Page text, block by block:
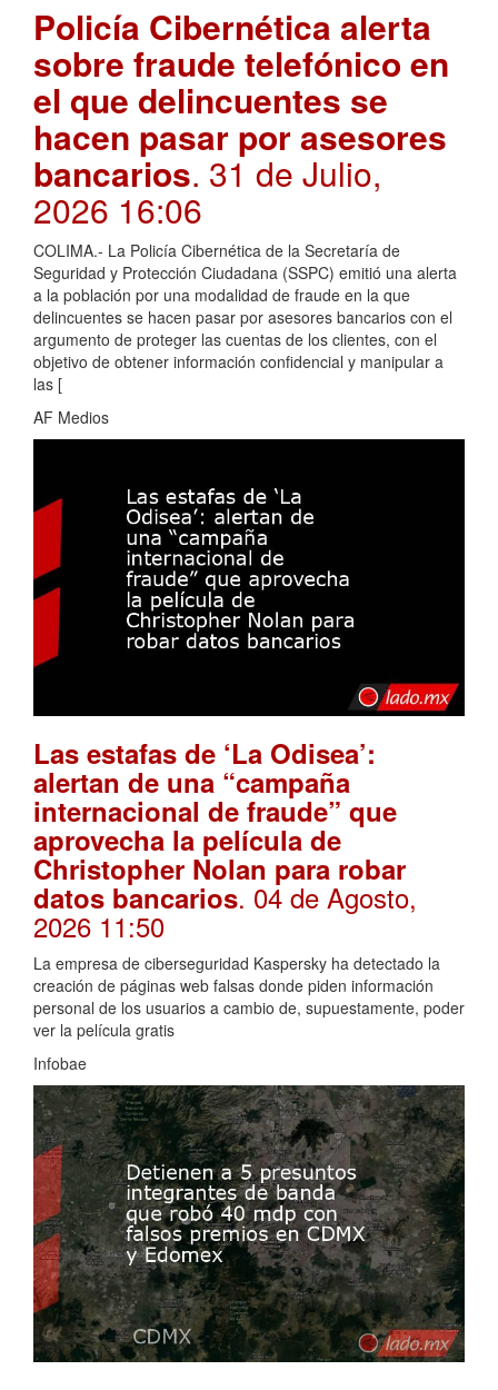
Policía Cibernética alerta
sobre fraude telefónico en
el que delincuentes se
hacen pasar por asesores
bancarios. 31 de Julio,
2026 16:06
COLIMA.- La Policía Cibernética de la Secretaría de
Seguridad y Protección Ciudadana (SSPC) emitió una alerta
a la población por una modalidad de fraude en la que
delincuentes se hacen pasar por asesores bancarios con el
argumento de proteger las cuentas de los clientes, con el
objetivo de obtener información confidencial y manipular a
las [
AF Medios
Las estafas de ‘La Odisea’:
alertan de una “campaña
internacional de fraude” que
aprovecha la película de
Christopher Nolan para robar
datos bancarios. 04 de Agosto,
2026 11:50
La empresa de ciberseguridad Kaspersky ha detectado la
creación de páginas web falsas donde piden información
personal de los usuarios a cambio de, supuestamente, poder
ver la película gratis
Infobae